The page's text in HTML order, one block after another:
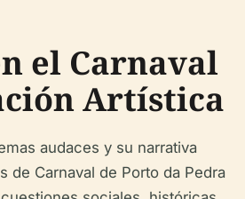
el Carnaval
Artística
audaces y su narrativa
de Carnaval de Porto da Pedra